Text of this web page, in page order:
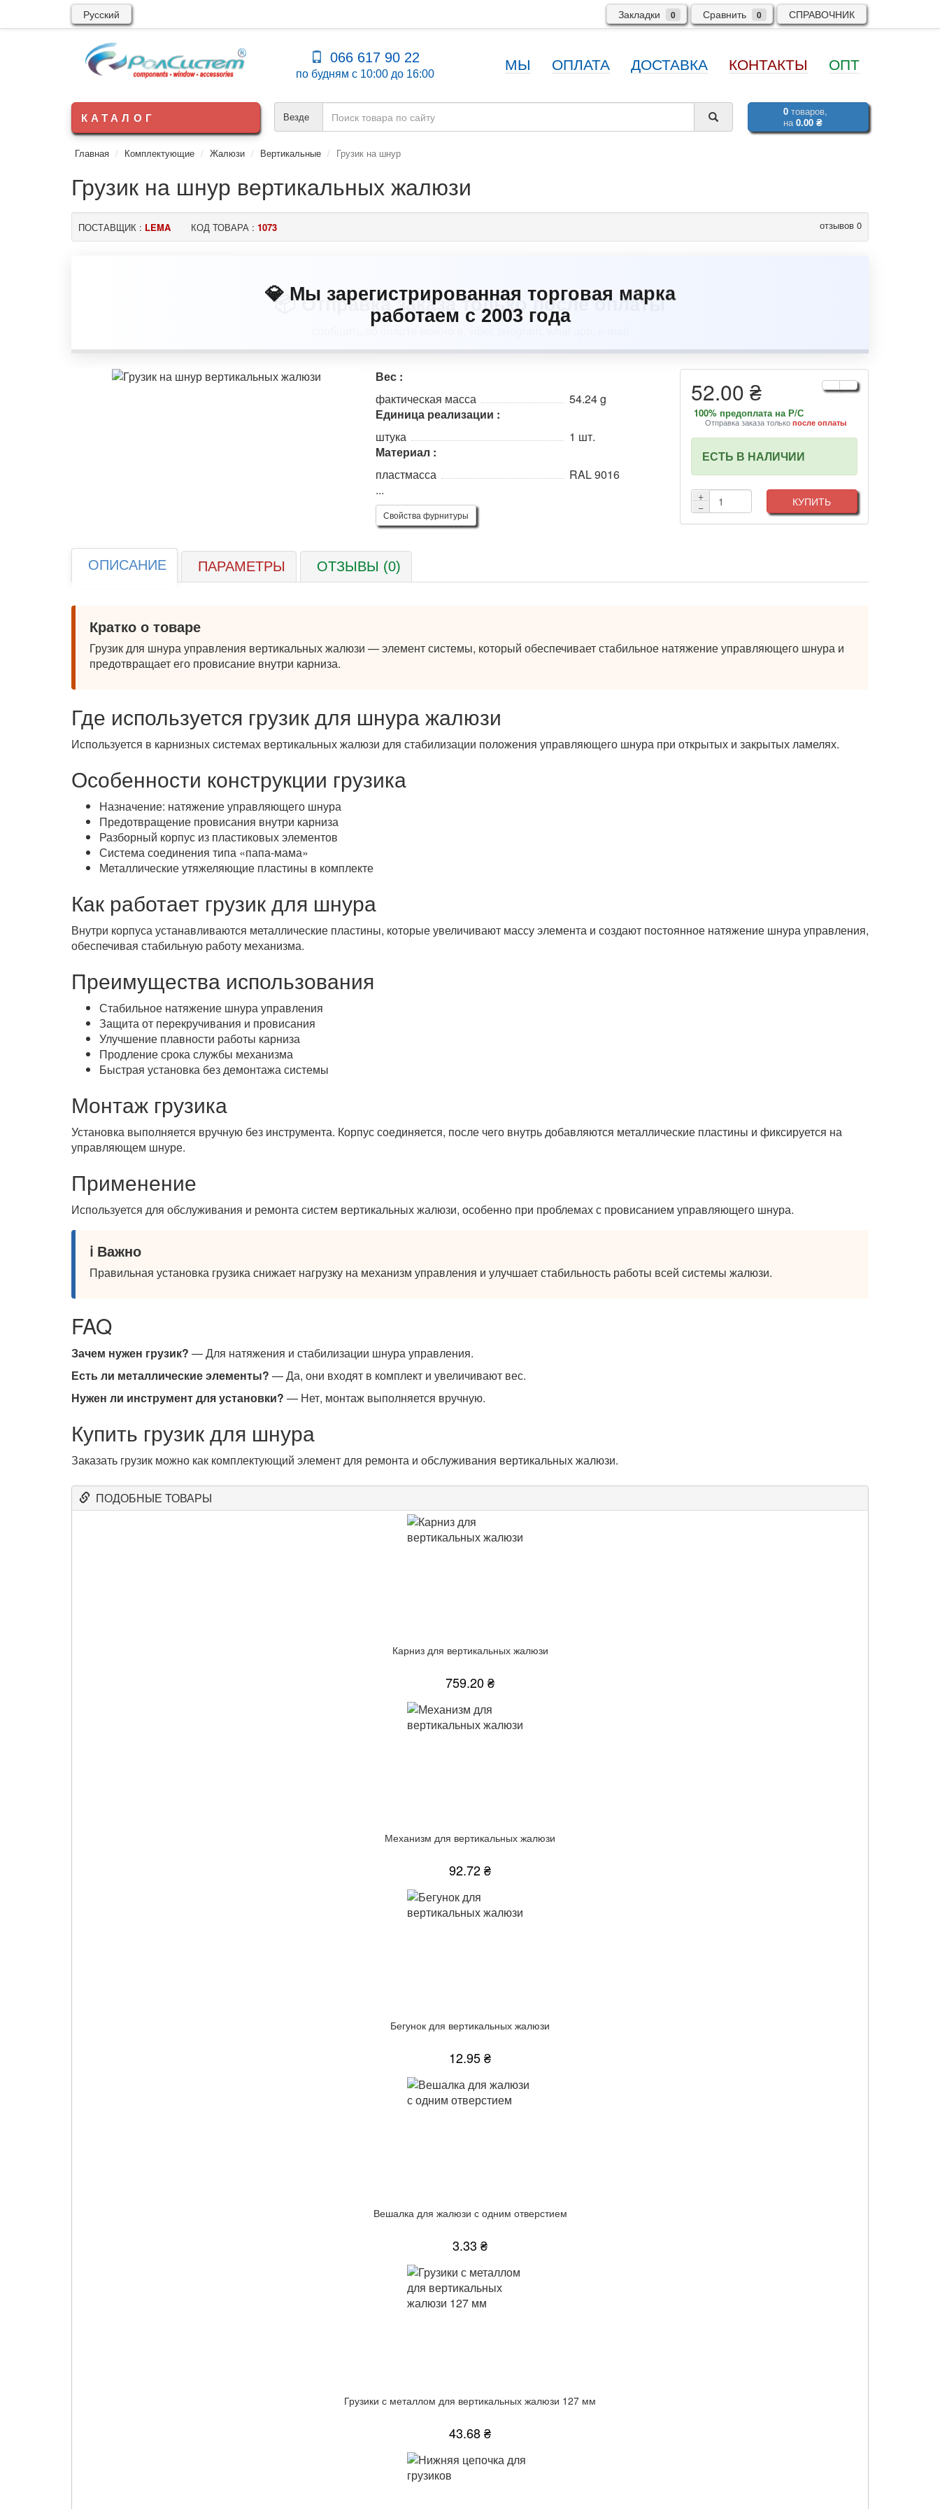
Русский СПРАВОЧНИК
Закладки 0 Сравнить 0
066 617 90 22
по будням с 10:00 до 16:00
МЫ ОПЛАТА ДОСТАВКА КОНТАКТЫ ОПТ
Везде 0товаров,
на0.00 ₴
КАТАЛОГ
Главная Комплектующие Жалюзи Вертикальные Грузик на шнур
Грузик на шнур вертикальных жалюзи
ПОСТАВЩИК : LEMA КОД ТОВАРА : 1073 отзывов 0
💎 Мы зарегистрированная торговая марка
работаем с 2003 года
Вес :
фактическая масса
54.24 g
Единица реализации :
штука
1 шт.
Материал :
пластмасса
RAL 9016
...
Свойства фурнитуры
52.00 ₴
100% предоплата на Р/С
Отправка заказа только после оплаты
ЕСТЬ В НАЛИЧИИ
+
−
КУПИТЬ
ОПИСАНИЕ ПАРАМЕТРЫ ОТЗЫВЫ (0)
Кратко о товаре
Грузик для шнура управления вертикальных жалюзи — элемент системы, который обеспечивает стабильное натяжение управляющего шнура и
предотвращает его провисание внутри карниза.
Где используется грузик для шнура жалюзи
Используется в карнизных системах вертикальных жалюзи для стабилизации положения управляющего шнура при открытых и закрытых ламелях.
Особенности конструкции грузика
Назначение: натяжение управляющего шнура
Предотвращение провисания внутри карниза
Разборный корпус из пластиковых элементов
Система соединения типа «папа-мама»
Металлические утяжеляющие пластины в комплекте
Как работает грузик для шнура
Внутри корпуса устанавливаются металлические пластины, которые увеличивают массу элемента и создают постоянное натяжение шнура управления,
обеспечивая стабильную работу механизма.
Преимущества использования
Стабильное натяжение шнура управления
Защита от перекручивания и провисания
Улучшение плавности работы карниза
Продление срока службы механизма
Быстрая установка без демонтажа системы
Монтаж грузика
Установка выполняется вручную без инструмента. Корпус соединяется, после чего внутрь добавляются металлические пластины и фиксируется на
управляющем шнуре.
Применение
Используется для обслуживания и ремонта систем вертикальных жалюзи, особенно при проблемах с провисанием управляющего шнура.
ℹ️ Важно
Правильная установка грузика снижает нагрузку на механизм управления и улучшает стабильность работы всей системы жалюзи.
FAQ
Зачем нужен грузик? — Для натяжения и стабилизации шнура управления.
Есть ли металлические элементы? — Да, они входят в комплект и увеличивают вес.
Нужен ли инструмент для установки? — Нет, монтаж выполняется вручную.
Купить грузик для шнура
Заказать грузик можно как комплектующий элемент для ремонта и обслуживания вертикальных жалюзи.
ПОДОБНЫЕ ТОВАРЫ
Карниз для вертикальных жалюзи
759.20 ₴
Механизм для вертикальных жалюзи
92.72 ₴
Бегунок для вертикальных жалюзи
12.95 ₴
Вешалка для жалюзи с одним отверстием
3.33 ₴
Грузики с металлом для вертикальных жалюзи 127 мм
43.68 ₴